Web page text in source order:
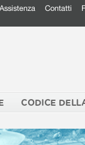
Assistenza Contatti
CODICE